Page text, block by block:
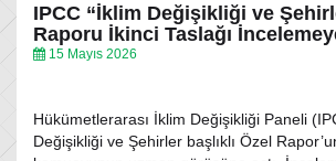
IPCC “İklim Değişikliği ve
Raporu İkinci Taslağı
15 Mayıs 2026
Hükümetlerarası İklim Değişikliği Paneli
Değişikliği ve Şehirler başlıklı Özel